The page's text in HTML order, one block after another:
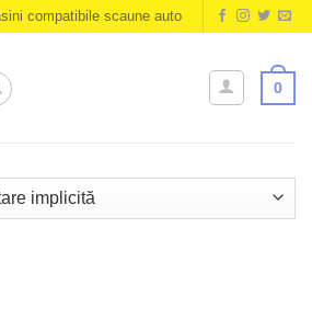
compatibile scaune auto
0